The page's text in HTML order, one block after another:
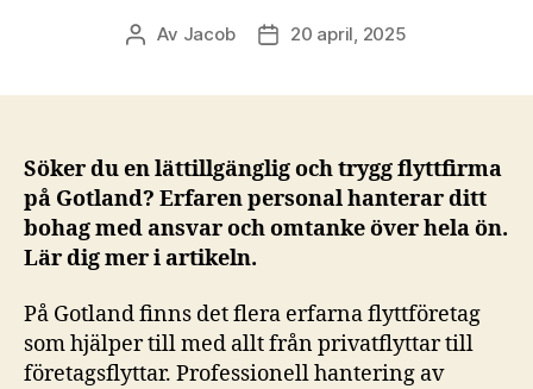
Inläggsförfattare
Av Jacob Inläggsdatum
20 april, 2025
Söker du en lättillgänglig och trygg flyttfirma
på Gotland? Erfaren personal hanterar ditt
bohag med ansvar och omtanke över hela ön.
Lär dig mer i artikeln.
På Gotland finns det flera erfarna flyttföretag
som hjälper till med allt från privatflyttar till
företagsflyttar. Professionell hantering av